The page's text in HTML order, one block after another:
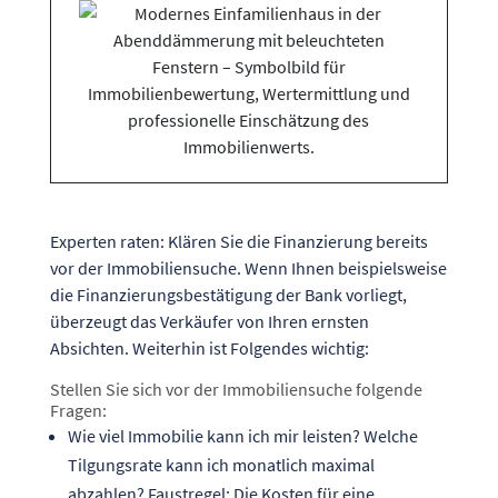
Experten raten: Klären Sie die Finanzierung bereits
vor der Immobiliensuche. Wenn Ihnen beispielsweise
die Finanzierungsbestätigung der Bank vorliegt,
überzeugt das Verkäufer von Ihren ernsten
Absichten. Weiterhin ist Folgendes wichtig:
Stellen Sie sich vor der Immobiliensuche folgende
Fragen:
Wie viel Immobilie kann ich mir leisten? Welche
Tilgungsrate kann ich monatlich maximal